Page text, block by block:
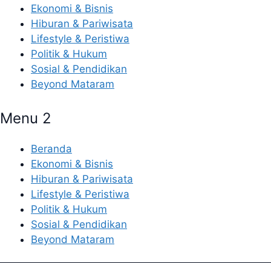
Ekonomi & Bisnis
Hiburan & Pariwisata
Lifestyle & Peristiwa
Politik & Hukum
Sosial & Pendidikan
Beyond Mataram
Menu 2
Beranda
Ekonomi & Bisnis
Hiburan & Pariwisata
Lifestyle & Peristiwa
Politik & Hukum
Sosial & Pendidikan
Beyond Mataram